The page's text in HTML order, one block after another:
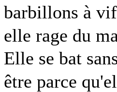
barbillons à
elle rage du
Elle se bat
être parce